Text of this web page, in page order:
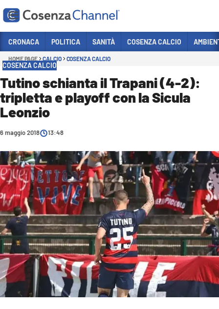
Sezioni
CRONACA
POLITICA
COSENZA CALCIO
ECONOMIA E LAVORO
SANITÀ
SPORT
CULTURA
AMBIENTE
Streaming
LAC TV
LAC NETWORK
LAC ONAIR
CRONACA POLITICA SANITÀ COSENZA CALCIO
HOME PAGE CALCIO COSENZA CALCIO
COSENZA CALCIO
Tutino schianta il Trapani (4-2):
tripletta e playoff con la Sicula
Leonzio
6 maggio 2018 13:48